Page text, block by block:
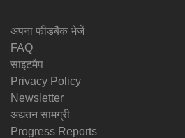
अपना फीडबैक भेजें
FAQ
साइटमैप
Privacy Policy
Newsletter
अद्यतन सामग्री
Progress Reports